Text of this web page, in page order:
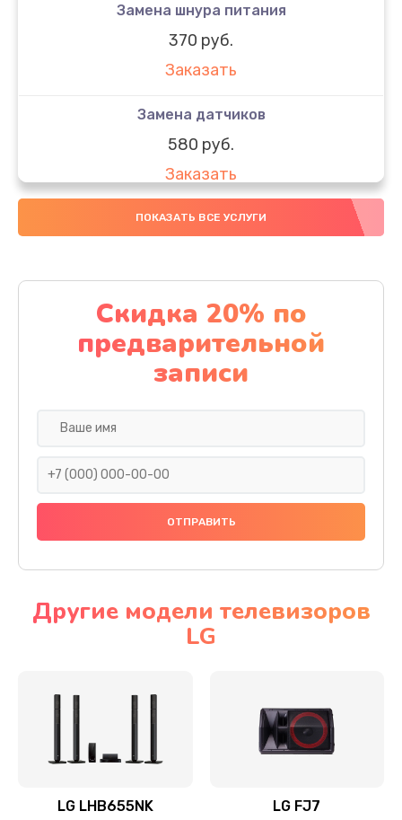
Замена шнура питания
370 руб.
Заказать
Замена датчиков
580 руб.
Заказать
Комплексная чистка
Заказать
Замена дисплея (экрана)
2000 руб.
Заказать
Ремонт платы электроники
Прошивка
Ремонт механики привода
Ремонт / замена кнопок, клавиш, индикаторов,
ПОКАЗАТЬ ВСЕ УСЛУГИ
Скидка 20% по
предварительной
записи
Другие модели телевизоров
LG
LG LHB655NK LG FJ7